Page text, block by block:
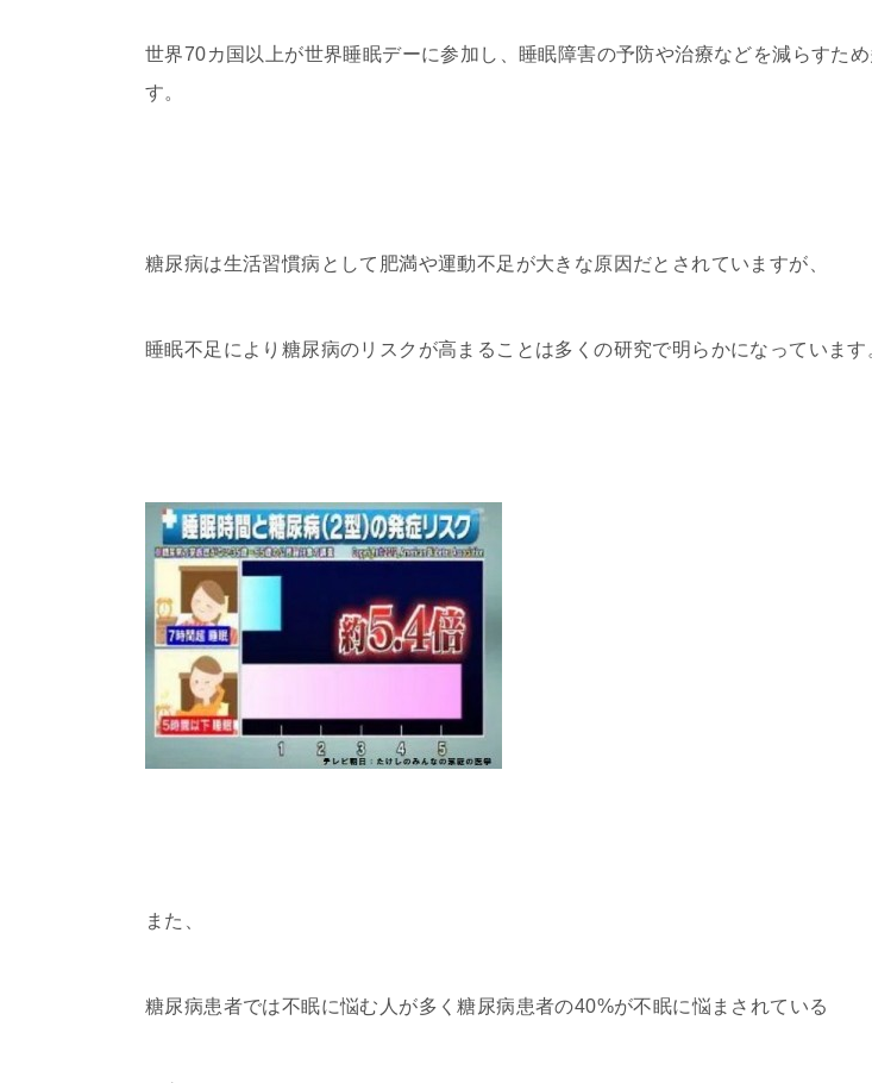
世界70カ国以上が世界睡眠デーに参加し、睡眠障害の予防や治療などを減らすた
す。
糖尿病は生活習慣病として肥満や運動不足が大きな原因だとされていますが、
睡眠不足により糖尿病のリスクが高まることは多くの研究で明らかになっています
また、
糖尿病患者では不眠に悩む人が多く糖尿病患者の40%が不眠に悩まされている